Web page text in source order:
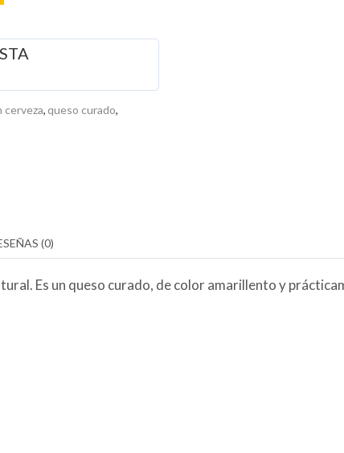
cerveza,queso curado,
(0)
Es un queso curado, de color amarillento y